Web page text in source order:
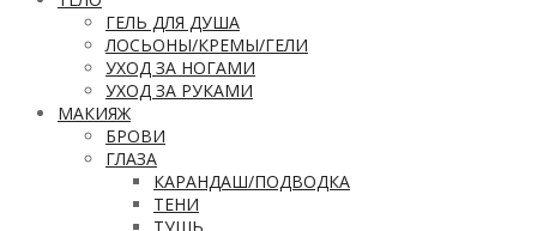
ГЕЛЬ ДЛЯ ДУША
ЛОСЬОНЫ/КРЕМЫ/ГЕЛИ
УХОД ЗА НОГАМИ
УХОД ЗА РУКАМИ
МАКИЯЖ
БРОВИ
ГЛАЗА
КАРАНДАШ/ПОДВОДКА
ТЕНИ